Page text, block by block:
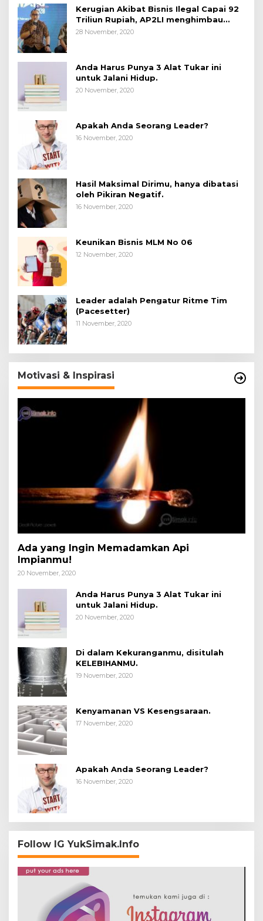
Kerugian Akibat Bisnis Ilegal Capai 92
Triliun Rupiah, AP2LI menghimbau
masyarakat Waspada.
28 November, 2020
Anda Harus Punya 3 Alat Tukar ini
untuk Jalani Hidup.
20 November, 2020
Apakah Anda Seorang Leader?
16 November, 2020
Hasil Maksimal Dirimu, hanya dibatasi
oleh Pikiran Negatif.
16 November, 2020
Keunikan Bisnis MLM No 06
12 November, 2020
Leader adalah Pengatur Ritme Tim
(Pacesetter)
11 November, 2020
Motivasi & Inspirasi
Ada yang Ingin Memadamkan Api
Impianmu!
20 November, 2020
Anda Harus Punya 3 Alat Tukar ini
untuk Jalani Hidup.
20 November, 2020
Di dalam Kekuranganmu, disitulah
KELEBIHANMU.
19 November, 2020
Kenyamanan VS Kesengsaraan.
17 November, 2020
Apakah Anda Seorang Leader?
16 November, 2020
Follow IG YukSimak.Info